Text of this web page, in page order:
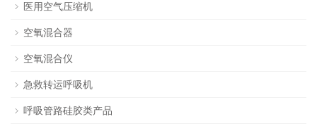
医用空气压缩机
空氧混合器
空氧混合仪
急救转运呼吸机
呼吸管路硅胶类产品